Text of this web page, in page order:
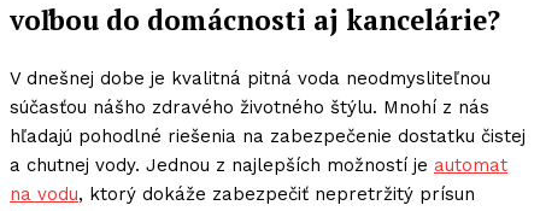
voľbou do domácnosti aj kancelárie?
V dnešnej dobe je kvalitná pitná voda neodmysliteľnou
súčasťou nášho zdravého životného štýlu. Mnohí z nás
hľadajú pohodlné riešenia na zabezpečenie dostatku čistej
a chutnej vody. Jednou z najlepších možností je automat
na vodu, ktorý dokáže zabezpečiť nepretržitý prísun